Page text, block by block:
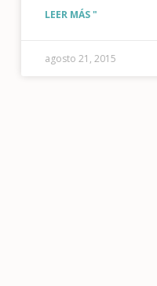
LEER MÁS "
agosto 21, 2015